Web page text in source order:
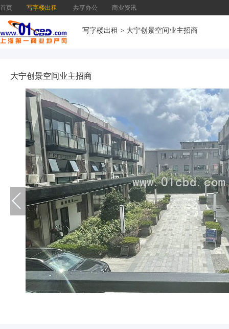
首页 写字楼出租 共享办公 商业资讯
写字楼出租 > 大宁创景空间业主招商
大宁创景空间业主招商